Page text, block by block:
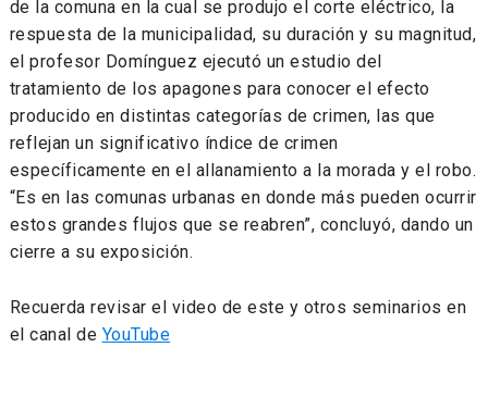
de la comuna en la cual se produjo el corte eléctrico, la
respuesta de la municipalidad, su duración y su magnitud,
el profesor Domínguez ejecutó un estudio del
tratamiento de los apagones para conocer el efecto
producido en distintas categorías de crimen, las que
reflejan un significativo índice de crimen
específicamente en el allanamiento a la morada y el robo.
“Es en las comunas urbanas en donde más pueden ocurrir
estos grandes flujos que se reabren”, concluyó, dando un
cierre a su exposición.
Recuerda revisar el video de este y otros seminarios en
el canal de YouTube